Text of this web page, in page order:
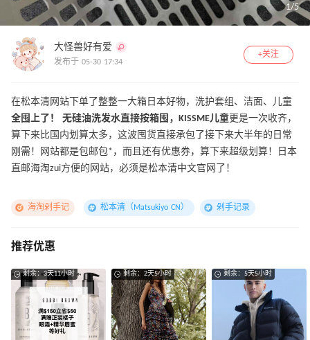
1/5
大怪兽好有爱
发布于 05-30 17:34
+关注
在松本清网站下单了整整一大箱日本好物，洗护套组、洁面、儿童
全囤上了！ 无硅油洗发水直接按箱囤，KISSME儿童更是一次收齐，
算下来比国内划算太多，这波囤货直接承包了接下来大半年的日常
刚需！网站都是包邮包*，而且还有优惠券，算下来超级划算！日本
直邮海淘zui方便的网站，必须是松本清中文官网了！
海淘剁手记 松本清（Matsukiyo CN） 剁手记录
推荐优惠
剩余：3天11小时 剩余：2天5小时 剩余：5天5小时